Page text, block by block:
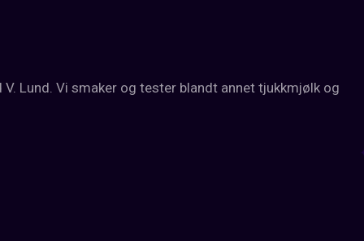
Lund. Vi smaker og tester blandt annet tjukkmjølk og